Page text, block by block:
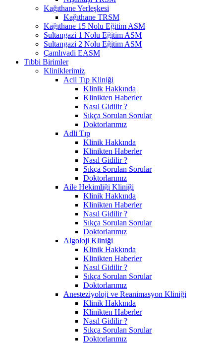
Kağıthane Yerleşkesi
Kağıthane TRSM
Kağıthane 15 Nolu Eğitim ASM
Sultangazi 1 Nolu Eğitim ASM
Sultangazi 2 Nolu Eğitim ASM
Çamlıvadi EASM
Tıbbi Birimler
Kliniklerimiz
Acil Tıp Kliniği
Klinik Hakkında
Klinikten Haberler
Nasıl Gidilir ?
Sıkça Sorulan Sorular
Doktorlarımız
Adli Tıp
Klinik Hakkında
Klinikten Haberler
Nasıl Gidilir ?
Sıkça Sorulan Sorular
Doktorlarımız
Aile Hekimliği Kliniği
Klinik Hakkında
Klinikten Haberler
Nasıl Gidilir ?
Sıkça Sorulan Sorular
Doktorlarımız
Algoloji Kliniği
Klinik Hakkında
Klinikten Haberler
Nasıl Gidilir ?
Sıkça Sorulan Sorular
Doktorlarımız
Anesteziyoloji ve Reanimasyon Kliniği
Klinik Hakkında
Klinikten Haberler
Nasıl Gidilir ?
Sıkça Sorulan Sorular
Doktorlarımız